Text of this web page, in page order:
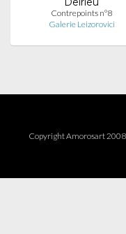
Contrepoints n°8
Galerie Leizorovici
Copyright Amorosart